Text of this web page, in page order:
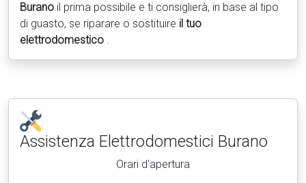
Burano il prima possibile e ti consiglierà, in base al tipo
di guasto, se riparare o sostituire il tuo
elettrodomestico .
Assistenza Elettrodomestici Burano
Orari d'apertura